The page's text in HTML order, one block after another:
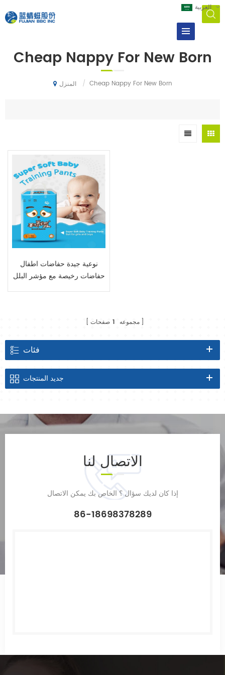
العربية
Cheap Nappy For New Born
المنزل / Cheap Nappy For New Born
نوعية جيدة حفاضات اطفال
حفاضات رخيصة مع مؤشر البلل
مجموعه 1 صفحات
فئات
جديد المنتجات
الاتصاللنا
إذا كان لديك سؤال ؟ الخاص بك يمكن الاتصال
86-18698378289